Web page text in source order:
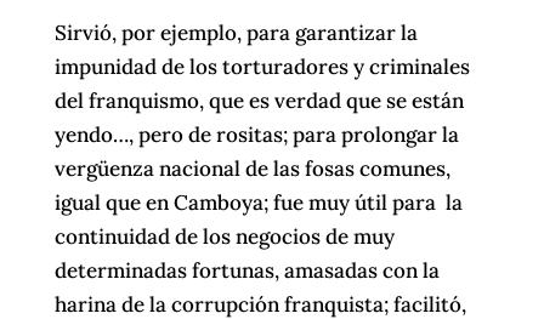
Sirvió, por ejemplo, para garantizar la
impunidad de los torturadores y criminales
del franquismo, que es verdad que se están
yendo…, pero de rositas; para prolongar la
vergüenza nacional de las fosas comunes,
igual que en Camboya; fue muy útil para la
continuidad de los negocios de muy
determinadas fortunas, amasadas con la
harina de la corrupción franquista; facilitó,